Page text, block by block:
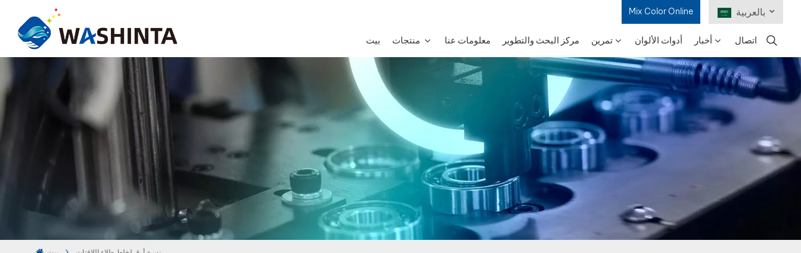
Mix Color Online بالعربية
English
Français
Deutsch
Português
بيت معلومات عنا مركز البحث والتطوير تمرين أدوات الألوان أخبار اتصال